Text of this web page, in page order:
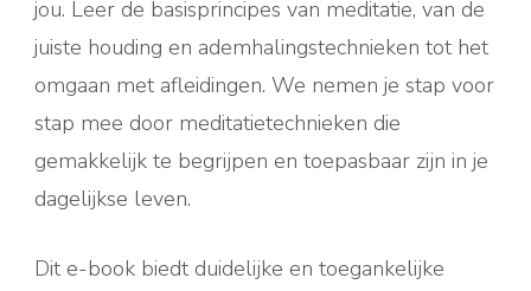
jou. Leer de basisprincipes van meditatie, van de
juiste houding en ademhalingstechnieken tot het
omgaan met afleidingen. We nemen je stap voor
stap mee door meditatietechnieken die
gemakkelijk te begrijpen en toepasbaar zijn in je
dagelijkse leven.
Dit e-book biedt duidelijke en toegankelijke